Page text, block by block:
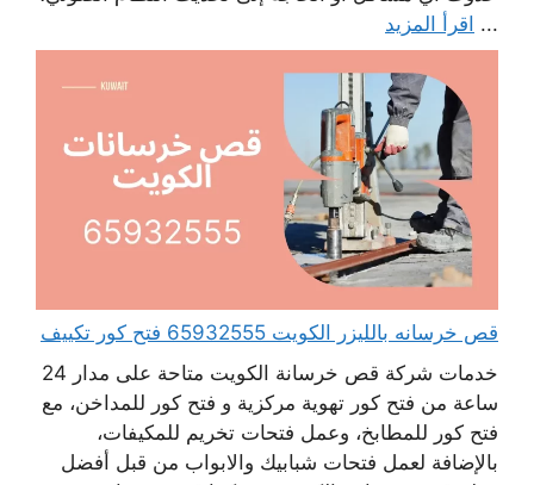
... اقرأ المزيد
قص خرسانه بالليزر الكويت 65932555 فتح كور تكييف
خدمات شركة قص خرسانة الكويت متاحة على مدار 24
ساعة من فتح كور تهوية مركزية و فتح كور للمداخن، مع
فتح كور للمطابخ، وعمل فتحات تخريم للمكيفات،
بالإضافة لعمل فتحات شبابيك والابواب من قبل أفضل